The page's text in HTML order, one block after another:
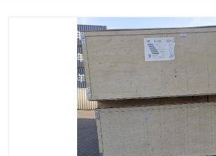
蒙古乌兰巴托双清包税
蒙古乌兰巴托空运专线
蒙古乌兰巴托汽运专线
中亚铁路运输